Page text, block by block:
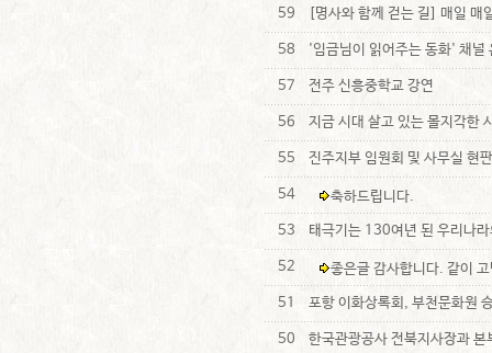
59 [명사와 함께 걷는 길] 매일 매
58 '임금님이 읽어주는 동화' 채널
57 전주 신흥중학교 강연
56 지금 시대 살고 있는 몰지각한
55 진주지부 임원회 및 사무실 현
54 축하드립니다.
53 태극기는 130여년 된 우리나
52 좋은글 감사합니다. 같이
51 포항 이화상록회, 부천문화원
50 한국관광공사 전북지사장과 본